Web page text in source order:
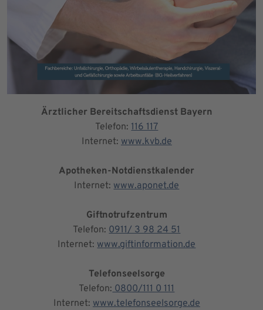
Ärztlicher Bereitschaftsdienst Bayern
Telefon:116 117
Internet: www.kvb.de
Apotheken-Notdienstkalender
Internet: www.aponet.de
Giftnotrufzentrum
Telefon: 0911/ 3 98 24 51
Internet: www.giftinformation.de
Telefonseelsorge
Telefon: 0800/111 0 111
Internet: www.telefonseelsorge.de